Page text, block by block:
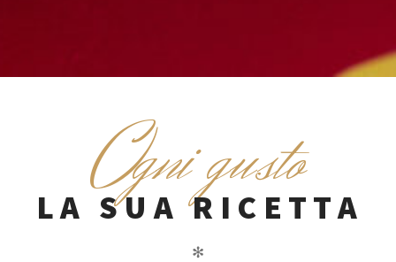
O
gni gusto
LA SUA RICETTA
✻